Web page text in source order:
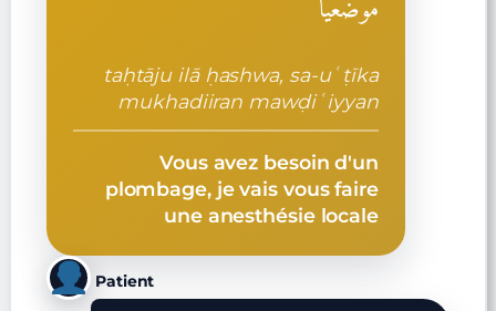
موضعياً
taḥtāju ilā ḥashwa, sa-uʿṭīka
mukhadiiran mawḍiʿiyyan
Vous avez besoin d'un
plombage, je vais vous faire
une anesthésie locale
Patient